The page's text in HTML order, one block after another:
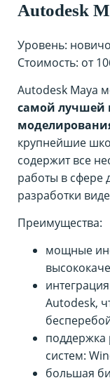
Autodesk
Уровень:
Стоимость: от
Autodesk Maya
самой лучшей
крупнейшие
содержит все
работы в сфере
разработки
Преимущества:
мощные
Autodesk,
систем:
большая